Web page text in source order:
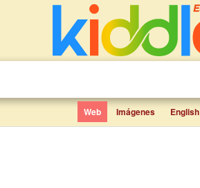
Web Imágenes English